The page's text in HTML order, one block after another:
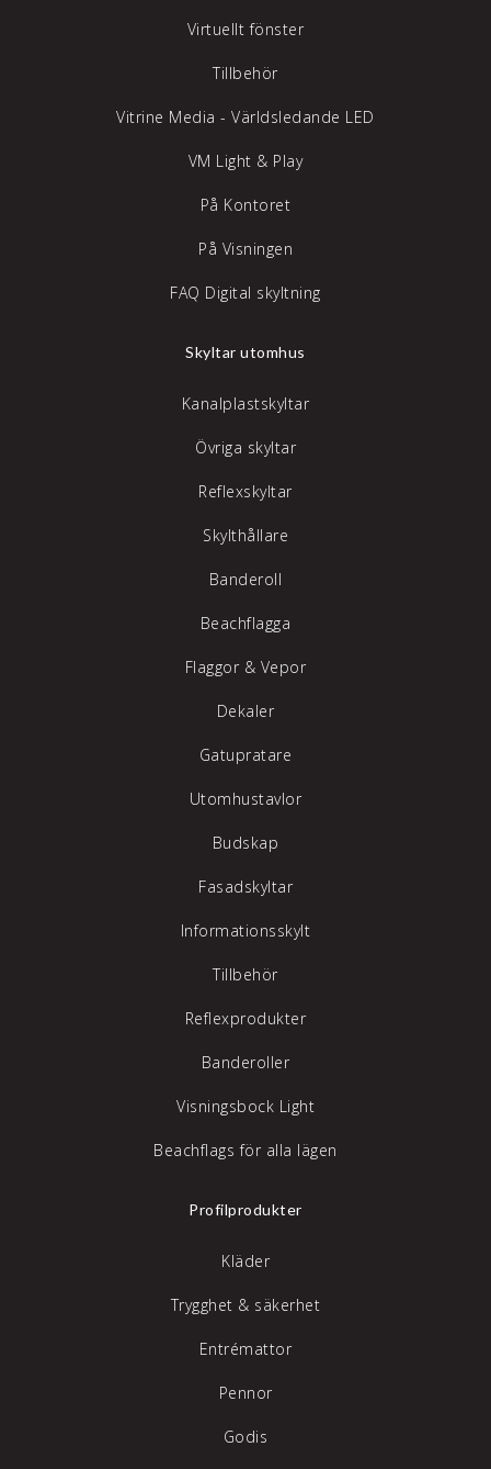
Virtuellt fönster
Tillbehör
Vitrine Media - Världsledande LED
VM Light & Play
På Kontoret
På Visningen
FAQ Digital skyltning
Skyltar utomhus
Kanalplastskyltar
Övriga skyltar
Reflexskyltar
Skylthållare
Banderoll
Beachflagga
Flaggor & Vepor
Dekaler
Gatupratare
Utomhustavlor
Budskap
Fasadskyltar
Informationsskylt
Tillbehör
Reflexprodukter
Banderoller
Visningsbock Light
Beachflags för alla lägen
Profilprodukter
Kläder
Trygghet & säkerhet
Entrémattor
Pennor
Godis